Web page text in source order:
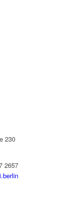
230
2657